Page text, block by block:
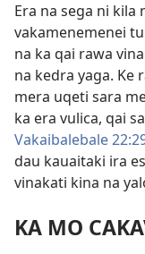
Era na sega ni kila
vakamenemenei
na ka qai rawa
na kedra yaga. Ke
mera uqeti sara
ka era vulica, qai
Vakaibalebale
dau kauaitaki ira
vinakati kina na
KA MO